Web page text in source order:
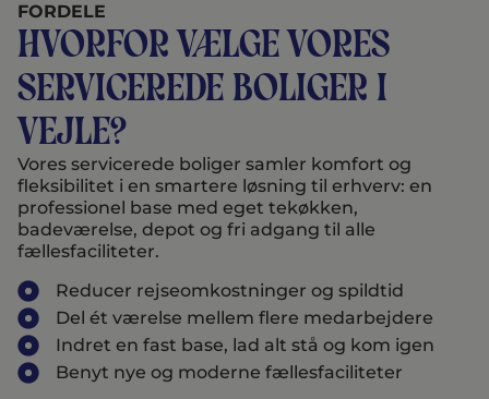
FORDELE
Hvorfor vælge vores
servicerede boliger i
Vejle?
Vores servicerede boliger samler komfort og
fleksibilitet i en smartere løsning til erhverv: en
professionel base med eget tekøkken,
badeværelse, depot og fri adgang til alle
fællesfaciliteter.
Reducer rejseomkostninger og spildtid
Del ét værelse mellem flere medarbejdere
Indret en fast base, lad alt stå og kom igen
Benyt nye og moderne fællesfaciliteter